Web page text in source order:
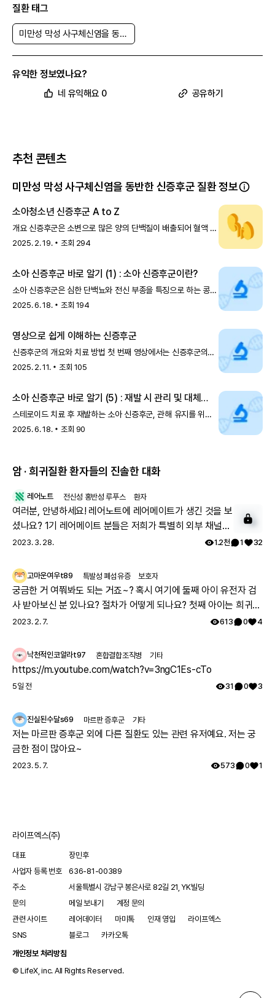
질병분류
(KCD 코드)
산정 특례
질병코드
V263
의료비 지원 가능
질환 태그
미만성 막성 사구체신염을 동반한 신증후군
유익한 정보였나요?
네 유익해요 0 공유하기
추천 콘텐츠
미만성 막성 사구체신염을 동반한 신증후군 질환 정보
소아청소년 신증후군 A to Z
개요 신증후군은 소변으로 많은 양의 단백질이 배출되어 혈액 내
알부민* 농도가 감소하는 질환이에요.알부민은 혈관 안에
2025. 2. 19. 조회 294
소아 신증후군 바로 알기 (1) : 소아 신증후군이란?
소아 신증후군은 심한 단백뇨와 전신 부종을 특징으로 하는 콩팥
질환입니다. 정기적인 관리와 보호자의 적극적인 협조가 치료와
2025. 6. 18. 조회 194
영상으로 쉽게 이해하는 신증후군
신증후군의 개요와 치료 방법 첫 번째 영상에서는 신증후군의
정의, 주요 증상, 원인, 치료법 등을 폭넓게 다룹니다.
2025. 2. 11. 조회 105
소아 신증후군 바로 알기 (5) : 재발 시 관리 및 대체
치료
스테로이드 치료 후 재발하는 소아 신증후군, 관해 유지를 위해
다양한 대체 치료법이 있습니다. 약물 부작용과 환자 특성을
2025. 6. 18. 조회 90
암 · 희귀질환 환자들의 진솔한 대화
레어노트 전신성 홍반성 루푸스 환자
여러분, 안녕하세요! 레어노트에 레어메이트가 생긴 것을 보
셨나요? 1기 레어메이트 분들은 저희가 특별히 외부 채널에
서 투병기를 상세하게 올려주시는 분들을 모셔 왔는데요. 이
아래 구글 폼을 통해 신청해 주시면, 별도 안내 사항을 보내
드리겠습니다. 많은 관심과 참여 부탁드립니다. ➡️ 레어메이
트 사전 신청하기:
트가 되면 어떤 혜택이 있을까요? - 내가 쓴 게시글이 맨 위
- 레어메이트 배지를 부여받아 보다 영향력 있는 회원이 될
수 있습니다. - 왕성한 활동을 기대하는 마음으로 레어노트
굿즈를 드립니다. - 내가 작성한 건강 설문이 다른 환자를 위
레어노트에 소개됩니다. Q. 레어메이트란 무엇이고, 어떤 활
동을 하게 될까요? - 레어메이트는 레어노트를 대표해 커뮤
니티 생태계를 만들고 활동하는 회원입니다. - 내가 겪은 치
료 경험을 공유해 다른 레어노트 회원들의 귀감이 됩니다. -
2023. 3. 28. 1.2천 1 32
고마운여우t89 특발성 폐섬유증 보호자
궁금한 거 여쭤봐도 되는 거죠~? 혹시 여기에 둘째 아이 유전자 검
사 받아보신 분 있나요? 절차가 어떻게 되나요? 첫째 아이는 희귀질
환 진단받았고, 당시에 애기 아빠랑 저랑 유전자 검사했는데 돌연변
걱정스러워서리.. 다들 몇주차에 무슨 검사하셨나요? 도움 좀 주심
감사하겠습니다.
2023. 2. 7. 613 0 4
낙천적인코알라t97 혼합결합조직병 기타
https://m.youtube.com/watch?v=3ngC1Es-cTo
5일 전 31 0 3
진실된수달s69 마르판 증후군 기타
저는 마르판 증후군 외에 다른 질환도 있는 관련 유저예요. 저는 궁
금한 점이 많아요~
2023. 5. 7. 573 0 1
라이프엑스(주)
대표
장민후
사업자 등록 번호
636-81-00389
주소
서울특별시 강남구 봉은사로 82길 21, YK빌딩
문의
메일 보내기
계정 문의
관련 사이트
레어데이터 마미톡 인재 영입
라이프엑스
SNS
블로그
카카오톡
개인정보 처리방침
© LifeX, inc. All Rights Reserved.